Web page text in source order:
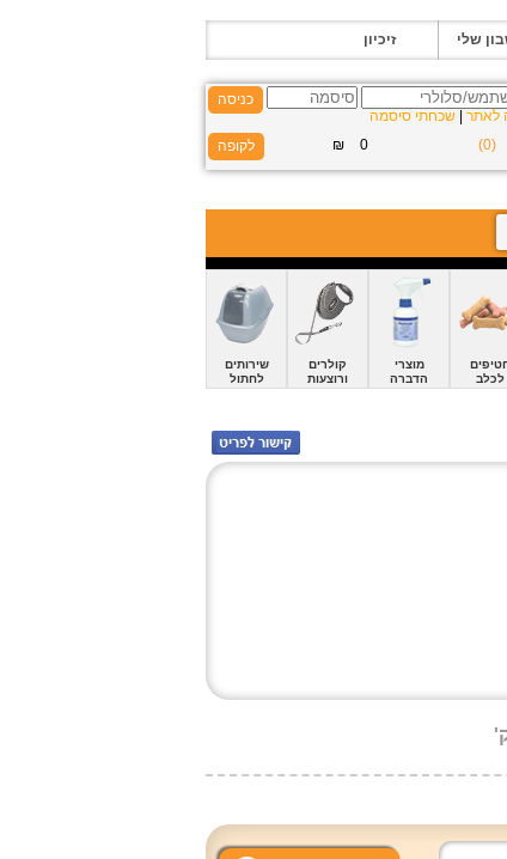
שלי זיכיון
כניסה
לאתר | שכחתי סיסמה
לכלב
מוצרי
הדברה
קולרים
ורוצעות
שירותים
לחתול